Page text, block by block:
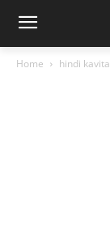
Home hindi kavita